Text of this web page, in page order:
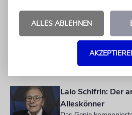
Biolek, das Spektakel
machen. RCB war die
IMANUELS INTERPRETEN
Lalo Schifrin: Der
Alleskönner
ALLES ABLEHNEN